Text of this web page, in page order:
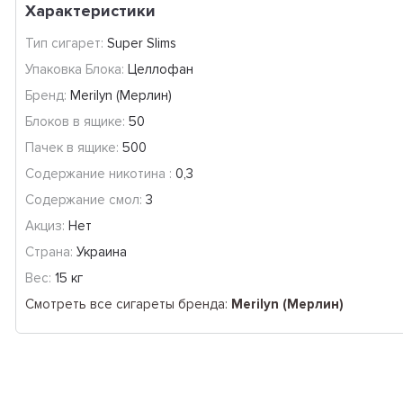
Характеристики
Тип сигарет: Super Slims
Упаковка Блока: Целлофан
Бренд: Merilyn (Мерлин)
Блоков в ящике: 50
Пачек в ящике: 500
Содержание никотина : 0,3
Содержание смол: 3
Акциз: Нет
Страна: Украина
Вес: 15 кг
Смотреть все сигареты бренда: Merilyn (Мерлин)